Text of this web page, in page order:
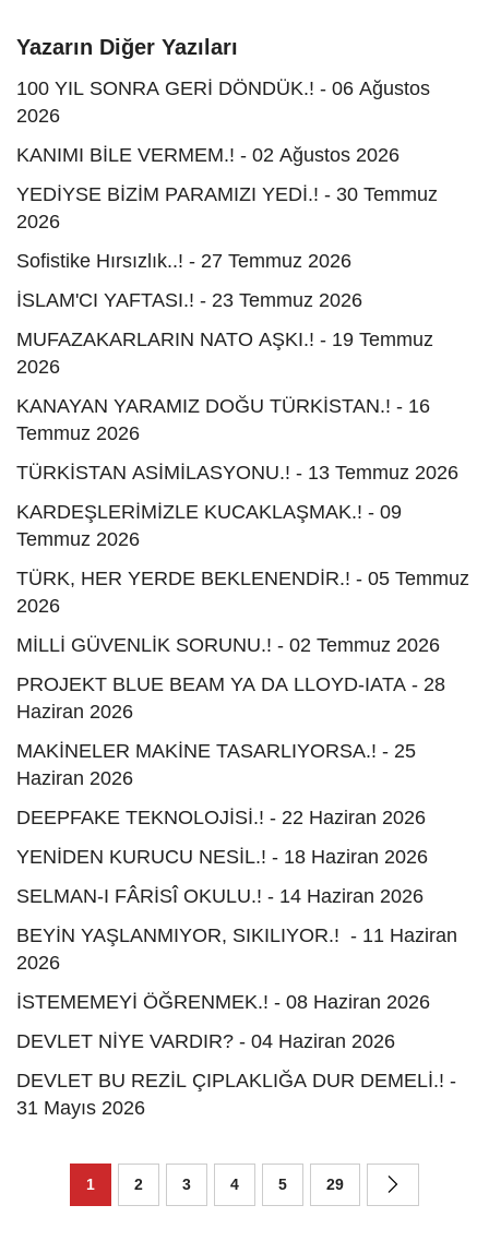
Yazarın Diğer Yazıları
100 YIL SONRA GERİ DÖNDÜK.! - 06 Ağustos
2026
KANIMI BİLE VERMEM.! - 02 Ağustos 2026
YEDİYSE BİZİM PARAMIZI YEDİ.! - 30 Temmuz
2026
Sofistike Hırsızlık..! - 27 Temmuz 2026
İSLAM'CI YAFTASI.! - 23 Temmuz 2026
MUFAZAKARLARIN NATO AŞKI.! - 19 Temmuz
2026
KANAYAN YARAMIZ DOĞU TÜRKİSTAN.! - 16
Temmuz 2026
TÜRKİSTAN ASİMİLASYONU.! - 13 Temmuz 2026
KARDEŞLERİMİZLE KUCAKLAŞMAK.! - 09
Temmuz 2026
TÜRK, HER YERDE BEKLENENDİR.! - 05 Temmuz
2026
MİLLİ GÜVENLİK SORUNU.! - 02 Temmuz 2026
PROJEKT BLUE BEAM YA DA LLOYD-IATA - 28
Haziran 2026
MAKİNELER MAKİNE TASARLIYORSA.! - 25
Haziran 2026
DEEPFAKE TEKNOLOJİSİ.! - 22 Haziran 2026
YENİDEN KURUCU NESİL.! - 18 Haziran 2026
SELMAN-I FÂRİSÎ OKULU.! - 14 Haziran 2026
BEYİN YAŞLANMIYOR, SIKILIYOR.! - 11 Haziran
2026
İSTEMEMEYİ ÖĞRENMEK.! - 08 Haziran 2026
DEVLET NİYE VARDIR? - 04 Haziran 2026
DEVLET BU REZİL ÇIPLAKLIĞA DUR DEMELİ.! -
31 Mayıs 2026
1 2 3 4 5 29